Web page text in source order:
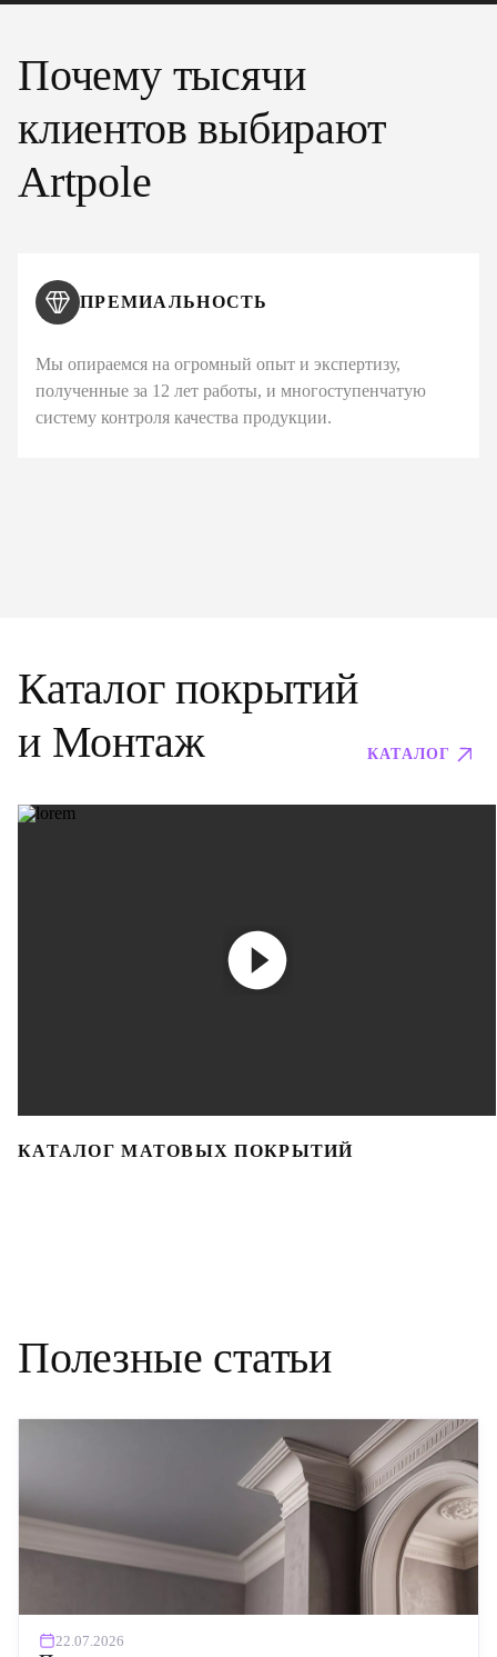
Почему тысячи
клиентов выбирают
Artpole
ПРЕМИАЛЬНОСТЬ
Мы опираемся на огромный опыт и экспертизу,
полученные за 12 лет работы, и многоступенчатую
систему контроля качества продукции.
Каталог покрытий
и Монтаж
КАТАЛОГ
КАТАЛОГ МАТОВЫХ ПОКРЫТИЙ
Полезные статьи
22.07.2026